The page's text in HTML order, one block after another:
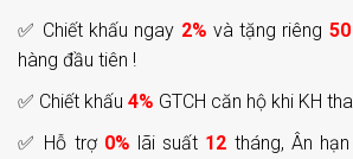
✅ Chiết khấu ngay 2% và tặng riêng 50
hàng đầu tiên !
✅ Chiết khấu 4% GTCH căn hộ khi KH
✅ Hỗ trợ 0% lãi suất 12 tháng, Ân